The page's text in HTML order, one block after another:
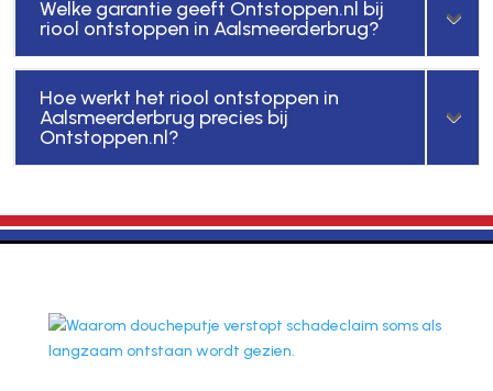
Welke garantie geeft Ontstoppen.nl bij
riool ontstoppen in Aalsmeerderbrug?
Hoe werkt het riool ontstoppen in
Aalsmeerderbrug precies bij
Ontstoppen.nl?